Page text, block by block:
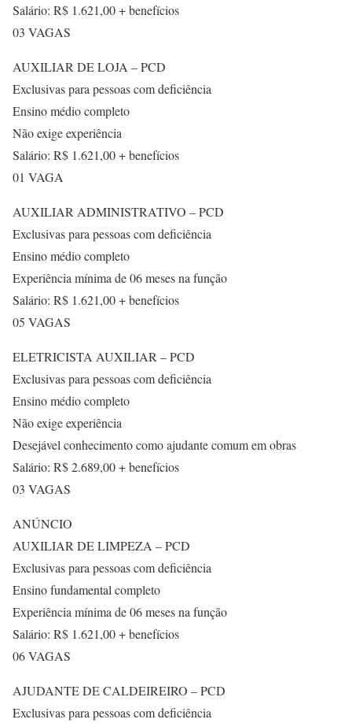
Salário: R$ 1.621,00 + benefícios
03 VAGAS
AUXILIAR DE LOJA – PCD
Exclusivas para pessoas com deficiência
Ensino médio completo
Não exige experiência
Salário: R$ 1.621,00 + benefícios
01 VAGA
AUXILIAR ADMINISTRATIVO – PCD
Exclusivas para pessoas com deficiência
Ensino médio completo
Experiência mínima de 06 meses na função
Salário: R$ 1.621,00 + benefícios
05 VAGAS
ELETRICISTA AUXILIAR – PCD
Exclusivas para pessoas com deficiência
Ensino médio completo
Não exige experiência
Desejável conhecimento como ajudante comum em obras
Salário: R$ 2.689,00 + benefícios
03 VAGAS
ANÚNCIO
AUXILIAR DE LIMPEZA – PCD
Exclusivas para pessoas com deficiência
Ensino fundamental completo
Experiência mínima de 06 meses na função
Salário: R$ 1.621,00 + benefícios
06 VAGAS
AJUDANTE DE CALDEIREIRO – PCD
Exclusivas para pessoas com deficiência